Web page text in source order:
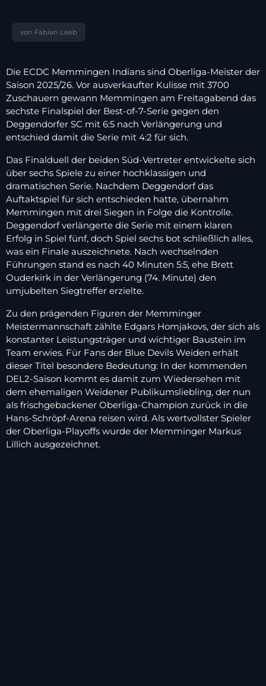
von Fabian Leeb
Die ECDC Memmingen Indians sind Oberliga-Meister der
Saison 2025/26. Vor ausverkaufter Kulisse mit 3700
Zuschauern gewann Memmingen am Freitagabend das
sechste Finalspiel der Best‑of‑7‑Serie gegen den
Deggendorfer SC mit 6:5 nach Verlängerung und
entschied damit die Serie mit 4:2 für sich.
Das Finalduell der beiden Süd‑Vertreter entwickelte sich
über sechs Spiele zu einer hochklassigen und
dramatischen Serie. Nachdem Deggendorf das
Auftaktspiel für sich entschieden hatte, übernahm
Memmingen mit drei Siegen in Folge die Kontrolle.
Deggendorf verlängerte die Serie mit einem klaren
Erfolg in Spiel fünf, doch Spiel sechs bot schließlich alles,
was ein Finale auszeichnete. Nach wechselnden
Führungen stand es nach 40 Minuten 5:5, ehe Brett
Ouderkirk in der Verlängerung (74. Minute) den
umjubelten Siegtreffer erzielte.
Zu den prägenden Figuren der Memminger
Meistermannschaft zählte Edgars Homjakovs, der sich als
konstanter Leistungsträger und wichtiger Baustein im
Team erwies. Für Fans der Blue Devils Weiden erhält
dieser Titel besondere Bedeutung: In der kommenden
DEL2‑Saison kommt es damit zum Wiedersehen mit
dem ehemaligen Weidener Publikumsliebling, der nun
als frischgebackener Oberliga‑Champion zurück in die
Hans‑Schröpf‑Arena reisen wird. Als wertvollster Spieler
der Oberliga‑Playoffs wurde der Memminger Markus
Lillich ausgezeichnet.